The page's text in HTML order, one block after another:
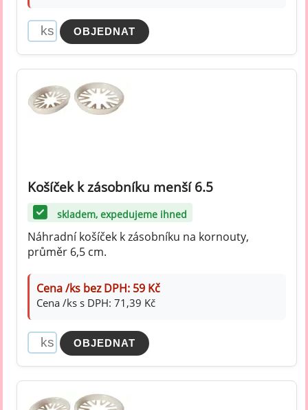
Košíček k zásobníku menší 6.5
skladem, expedujeme ihned
Náhradní košíček k zásobníku na kornouty,
průměr 6,5 cm.
Cena /ks bez DPH: 59 Kč
Cena /ks s DPH: 71,39 Kč